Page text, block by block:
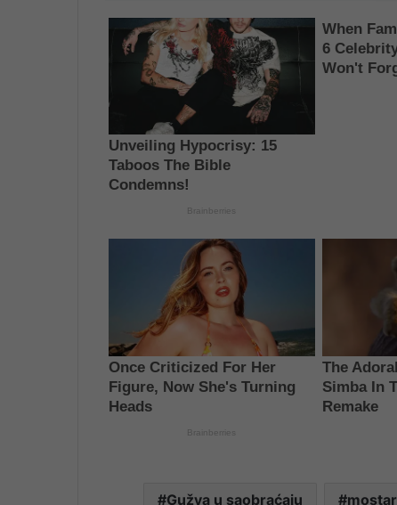
Gužva u saobraćaju mostar